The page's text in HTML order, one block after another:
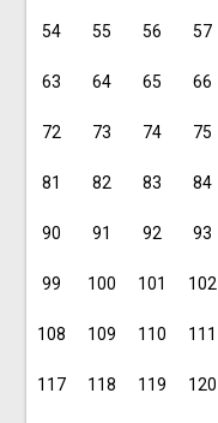
54 55 56 57
63 64 65 66
72 73 74 75
81 82 83 84
90 91 92 93
99 100 101 102
108 109 110 111
117 118 119 120